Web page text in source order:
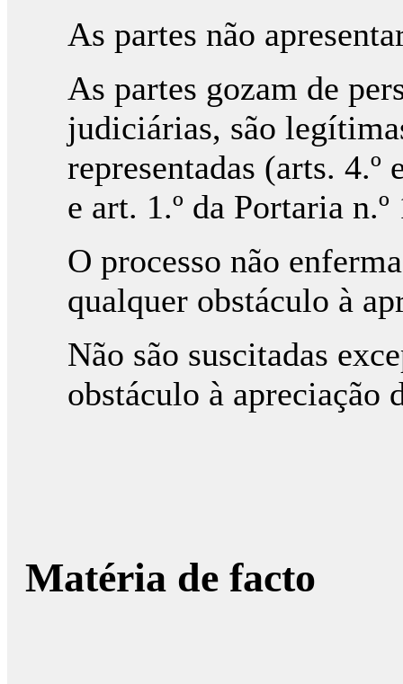
As partes não
As partes gozam de
judiciárias, são
representadas (arts. 4.º
e art. 1.º da Portaria
O processo não
qualquer obstáculo à
Não são suscitadas
obstáculo à apreciação
Matéria de facto